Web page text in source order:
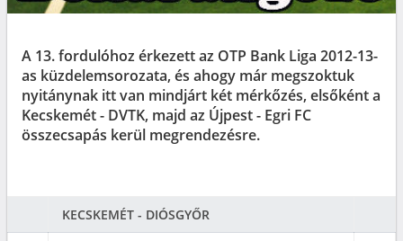
A 13. fordulóhoz érkezett az OTP Bank Liga 2012-13-
as küzdelemsorozata, és ahogy már megszoktuk
nyitánynak itt van mindjárt két mérkőzés, elsőként a
Kecskemét - DVTK, majd az Újpest - Egri FC
összecsapás kerül megrendezésre.
KECSKEMÉT - DIÓSGYŐR